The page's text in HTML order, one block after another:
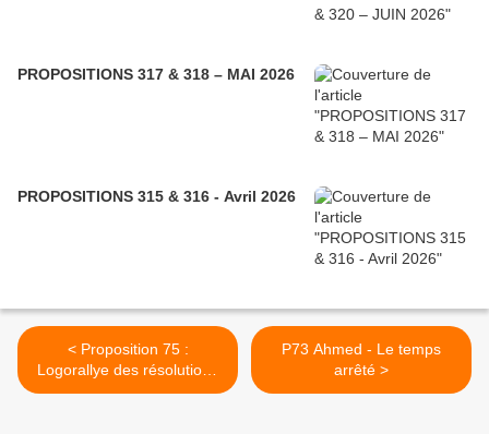
PROPOSITIONS 317 & 318 – MAI 2026
PROPOSITIONS 315 & 316 - Avril 2026
< Proposition 75 :
Logorallye des résolutions
pour 2011 (ou pas)
P73 Ahmed - Le temps
arrêté >